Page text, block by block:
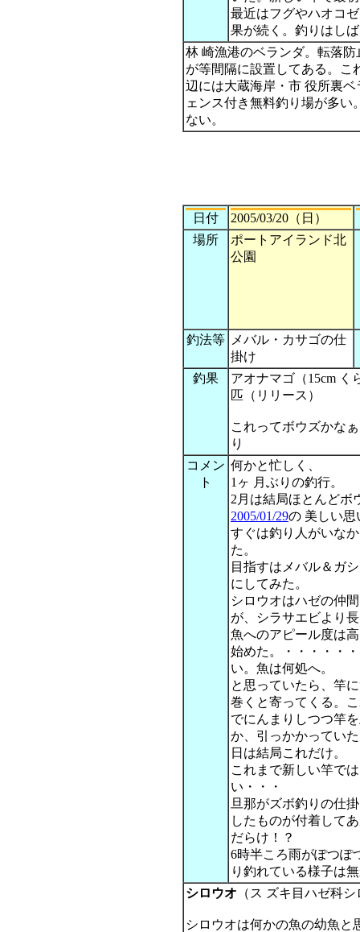
最近はフグやハオコ
果が続く。釣りはし
林 崎漁港のベランダ。転落
が等間隔に設置してある。こ
辺には大蔵海岸・市 役所裏
ェンス付き無料釣り場が多
ない。
日付
2005/03/20（日）
場所
ポートアイランド北
公園
釣法等
メバル・カサゴの仕
掛け
釣果
アオナマゴ（15cm く
匹（リリース）
これってボウズかな
り
コメン
ト
何かと忙しく、
1ヶ 月ぶりの釣行。
2月は結局ほとんどボ
2005/01/29の 美しい思
すぐは釣り人がいな
た。
目指すはメバル＆ガ
にしてみた。
シロウオはハゼの仲
が、シラサエビより
魚へのアピール度は
始めた。・・・・・
い。魚は何処へ。
と思っていたら、竿
巻くと寄ってくる。
でにんまりしつつ竿
か、引っかかってい
日は結局これだけ。
これまで新しい竿で
い・・・
旦那がズボ釣りの仕
したものが付着して
だらけ！？
6時半ころ雨がぽつぽ
り釣れている様子は
シロウオ （ス ズキ目ハゼ科
シロウオは何かの魚の幼魚と